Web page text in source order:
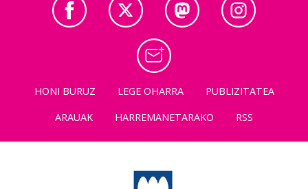
HONI BURUZ LEGE OHARRA
PUBLIZITATEA
ARAUAK
HARREMANETARAKO RSS